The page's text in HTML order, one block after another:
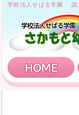
学校法人せばる学園 認